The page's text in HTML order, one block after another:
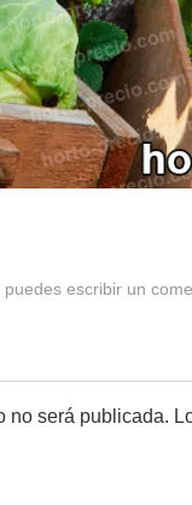
puedes escribir un
no será publicada.